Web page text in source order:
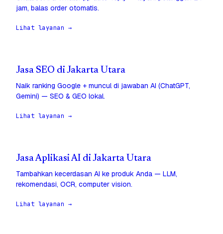
jam, balas order otomatis.
Lihat layanan →
Jasa SEO di Jakarta Utara
Naik ranking Google + muncul di jawaban AI (ChatGPT,
Gemini) — SEO & GEO lokal.
Lihat layanan →
Jasa Aplikasi AI di Jakarta Utara
Tambahkan kecerdasan AI ke produk Anda — LLM,
rekomendasi, OCR, computer vision.
Lihat layanan →